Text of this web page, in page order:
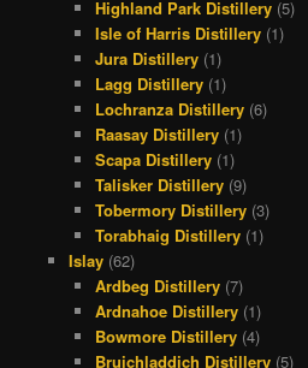
Highland Park Distillery (5)
Isle of Harris Distillery (1)
Jura Distillery (1)
Lagg Distillery (1)
Lochranza Distillery (6)
Raasay Distillery (1)
Scapa Distillery (1)
Talisker Distillery (9)
Tobermory Distillery (3)
Torabhaig Distillery (1)
Islay(62)
Ardbeg Distillery (7)
Ardnahoe Distillery (1)
Bowmore Distillery (4)
Bruichladdich Distillery (5)